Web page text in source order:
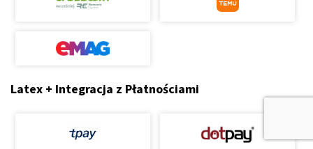
Latex + Integracja z Płatnościami